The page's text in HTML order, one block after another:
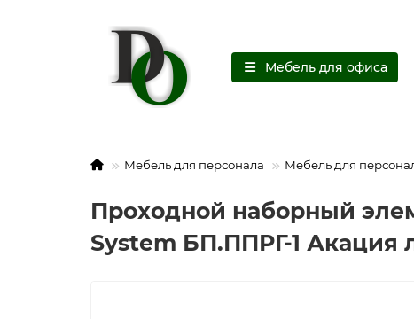
Мебель для офиса
Мебель для персонала Мебель для
Проходной наборный
System БП.ППРГ-1 Акация